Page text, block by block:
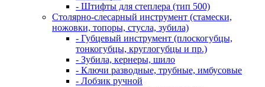
- Штифты для степлера (тип 500)
Столярно-слесарный инструмент (стамески,
ножовки, топоры, стусла, зубила)
- Губцевый инструмент (плоскогубцы,
тонкогубцы, круглогубцы и пр.)
- Зубила, кернеры, шило
- Ключи разводные, трубные, имбусовые
- Лобзик ручной